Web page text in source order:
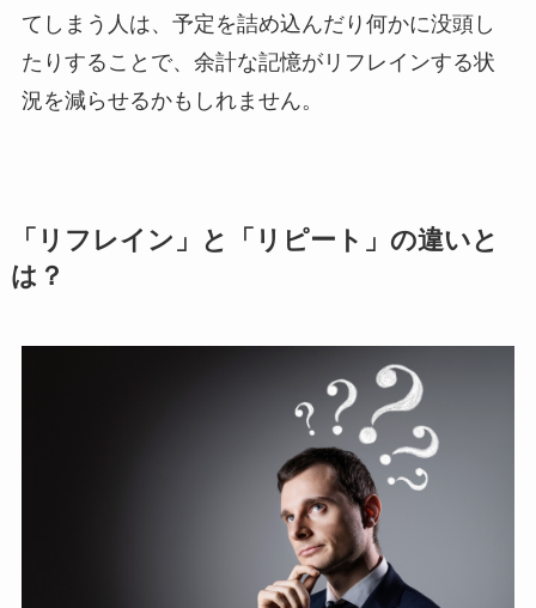
てしまう人は、予定を詰め込んだり何かに没頭し
たりすることで、余計な記憶がリフレインする状
況を減らせるかもしれません。
「リフレイン」と「リピート」の違いと
は？